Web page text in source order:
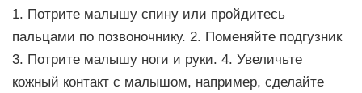
1. Потрите малышу спину или пройдитесь
пальцами по позвоночнику. 2. Поменяйте подгузник
3. Потрите малышу ноги и руки. 4. Увеличьте
кожный контакт с малышом, например, сделайте